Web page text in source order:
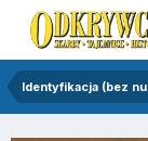
Identyfikacja (bez